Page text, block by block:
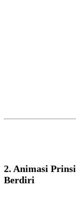
2. Animasi
Berdiri